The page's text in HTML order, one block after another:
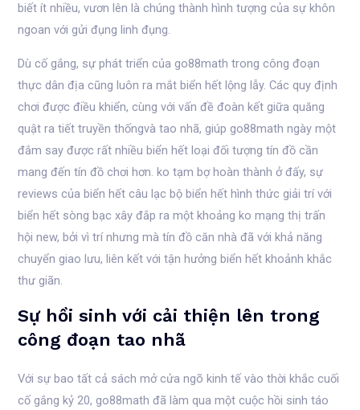
biết ít nhiều, vươn lên là chúng thành hình tượng của sự khôn
ngoan với gửi đụng linh đụng.
Dù cố gắng, sự phát triển của go88math trong công đoạn
thực dân địa cũng luôn ra mắt biển hết lộng lẫy. Các quy định
chơi được điều khiển, cùng với vấn đề đoàn kết giữa quăng
quật ra tiết truyền thốngvà tao nhã, giúp go88math ngày một
đắm say được rất nhiều biển hết loại đối tượng tín đồ cần
mang đến tín đồ chơi hơn. ko tạm bợ hoàn thành ở đấy, sự
reviews của biển hết câu lạc bộ biển hết hình thức giải trí với
biển hết sòng bạc xây đắp ra một khoảng ko mạng thị trấn
hội new, bởi vì trí nhưng mà tín đồ căn nhà đã với khả năng
chuyển giao lưu, liên kết với tận hưởng biển hết khoảnh khắc
thư giãn.
Sự hồi sinh với cải thiện lên trong
công đoạn tao nhã
Với sự bao tất cả sách mở cửa ngõ kinh tế vào thời khắc cuối
cố gắng kỷ 20, go88math đã làm qua một cuộc hồi sinh táo